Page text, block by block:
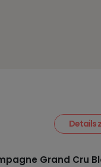
Details
Grand Cru